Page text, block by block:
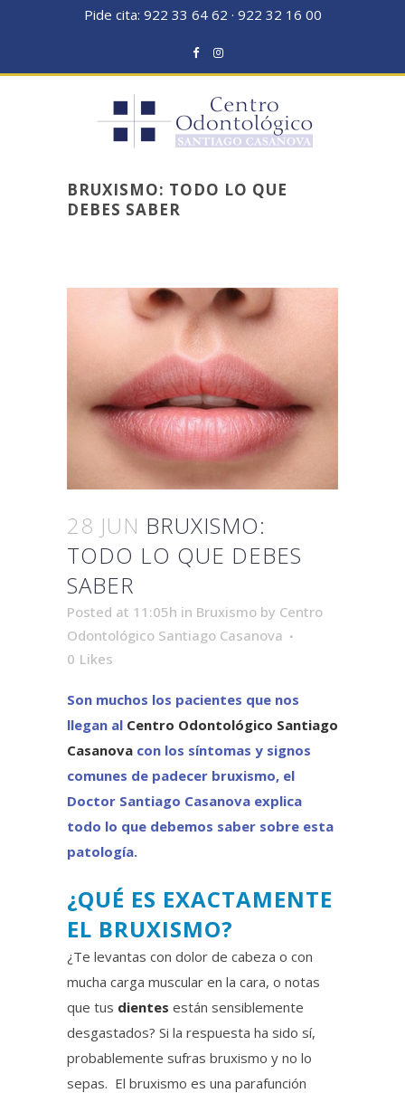
Pide cita: 922 33 64 62 · 922 32 16 00
BRUXISMO: TODO LO QUE
DEBES SABER
28 JUN BRUXISMO:
TODO LO QUE DEBES
SABER
Posted at 11:05h in Bruxismo by Centro
Odontológico Santiago Casanova
0 Likes
Son muchos los pacientes que nos
llegan al Centro Odontológico Santiago
Casanova con los síntomas y signos
comunes de padecer bruxismo, el
Doctor Santiago Casanova explica
todo lo que debemos saber sobre esta
patología.
¿QUÉ ES EXACTAMENTE
EL BRUXISMO?
¿Te levantas con dolor de cabeza o con
mucha carga muscular en la cara, o notas
que tus dientes están sensiblemente
desgastados? Si la respuesta ha sido sí,
probablemente sufras bruxismo y no lo
sepas. El bruxismo es una parafunción